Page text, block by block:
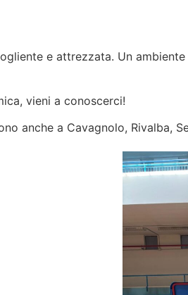
e attrezzata. Un
vieni a conoscerci!
anche a Cavagnolo, Rivalba,